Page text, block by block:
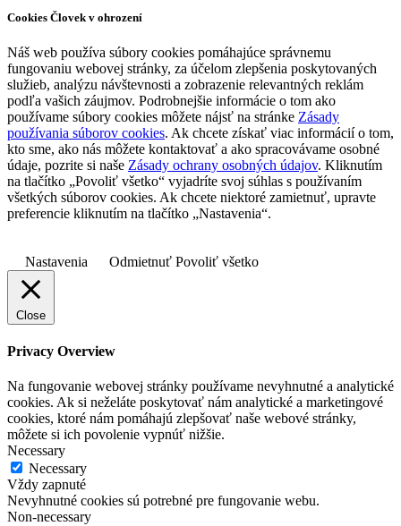
Cookies Človek v ohrození
Náš web používa súbory cookies pomáhajúce správnemu
fungovaniu webovej stránky, za účelom zlepšenia poskytovaných
služieb, analýzu návštevnosti a zobrazenie relevantných reklám
podľa vašich záujmov. Podrobnejšie informácie o tom ako
používame súbory cookies môžete nájsť na stránke Zásady
používania súborov cookies. Ak chcete získať viac informácií o tom,
kto sme, ako nás môžete kontaktovať a ako spracovávame osobné
údaje, pozrite si naše Zásady ochrany osobných údajov. Kliknutím
na tlačítko „Povoliť všetko“ vyjadríte svoj súhlas s používaním
všetkých súborov cookies. Ak chcete niektoré zamietnuť, upravte
preferencie kliknutím na tlačítko „Nastavenia“.
Nastavenia Odmietnuť Povoliť všetko
Close
Privacy Overview
Na fungovanie webovej stránky používame nevyhnutné a analytické
cookies. Ak si neželáte poskytovať nám analytické a marketingové
cookies, ktoré nám pomáhajú zlepšovať naše webové stránky,
môžete si ich povolenie vypnúť nižšie.
Necessary
Necessary
Vždy zapnuté
Nevyhnutné cookies sú potrebné pre fungovanie webu.
Non-necessary